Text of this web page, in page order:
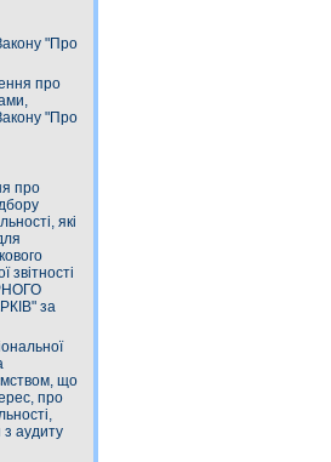
"Про
про
"Про
про
які
звітності
за
що
про
аудиту